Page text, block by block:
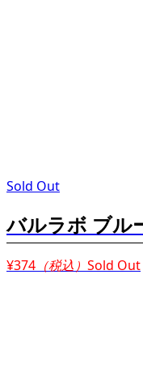
Sold Out
バルラボ ブル
¥374 （税込） Sold Out